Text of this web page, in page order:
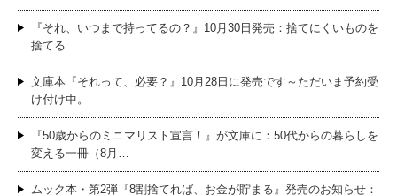
『それ、いつまで持ってるの？』10月30日発売：捨てにくいものを
捨てる
文庫本『それって、必要？』10月28日に発売です～ただいま予約受
け付け中。
『50歳からのミニマリスト宣言！』が文庫に：50代からの暮らしを
変える一冊（8月…
ムック本・第2弾『8割捨てれば、お金が貯まる』発売のお知らせ：